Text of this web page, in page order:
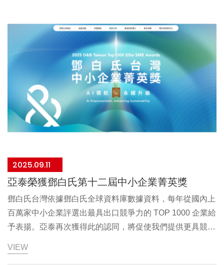
不單是資源投入，更是為熱血青年構築一座穩定且充滿希望
的舞台。
2025.09.11
亞泰榮獲鄧白氏第十二屆中小企業菁英獎
鄧白氏台灣依據鄧白氏全球資料庫數據資料，每年從國內上
百萬家中小企業評選出最具出口競爭力的 TOP 1000 企業給
予表揚。亞泰再次獲得此的認同，將促使我們提供更具競爭
VIEW